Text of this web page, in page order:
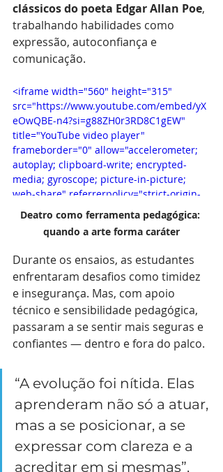
clássicos do poeta Edgar Allan Poe,
trabalhando habilidades como
expressão, autoconfiança e
comunicação.
<iframe width="560" height="315"
src="https://www.youtube.com/embed/yX
eOwQBE-n4?si=g88ZH0r3RD8C1gEW"
title="YouTube video player"
frameborder="0" allow="accelerometer;
autoplay; clipboard-write; encrypted-
media; gyroscope; picture-in-picture;
web-share" referrerpolicy="strict-origin-
when-cross-origin" allowfullscreen>
</iframe>
Deatro como ferramenta pedagógica:
quando a arte forma caráter
Durante os ensaios, as estudantes
enfrentaram desafios como timidez
e insegurança. Mas, com apoio
técnico e sensibilidade pedagógica,
passaram a se sentir mais seguras e
confiantes — dentro e fora do palco.
“A evolução foi nítida. Elas
aprenderam não só a atuar,
mas a se posicionar, a se
expressar com clareza e a
acreditar em si mesmas”,